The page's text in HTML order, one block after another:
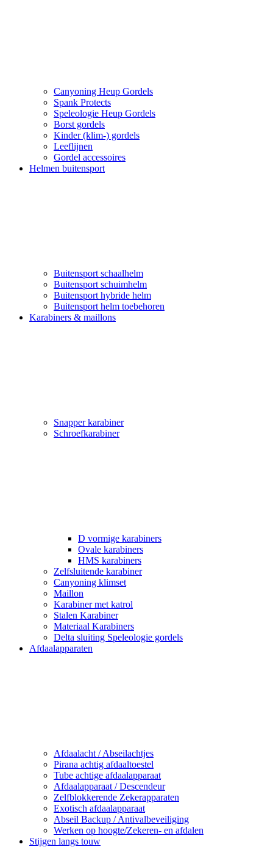
Canyoning Heup Gordels
Spank Protects
Speleologie Heup Gordels
Borst gordels
Kinder (klim-) gordels
Leeflijnen
Gordel accessoires
Helmen buitensport
Buitensport schaalhelm
Buitensport schuimhelm
Buitensport hybride helm
Buitensport helm toebehoren
Karabiners & maillons
Snapper karabiner
Schroefkarabiner
D vormige karabiners
Ovale karabiners
HMS karabiners
Zelfsluitende karabiner
Canyoning klimset
Maillon
Karabiner met katrol
Stalen Karabiner
Materiaal Karabiners
Delta sluiting Speleologie gordels
Afdaalapparaten
Afdaalacht / Abseilachtjes
Pirana achtig afdaaltoestel
Tube achtige afdaalapparaat
Afdaalapparaat / Descendeur
Zelfblokkerende Zekerapparaten
Exotisch afdaalapparaat
Abseil Backup / Antivalbeveiliging
Werken op hoogte/Zekeren- en afdalen
Stijgen langs touw